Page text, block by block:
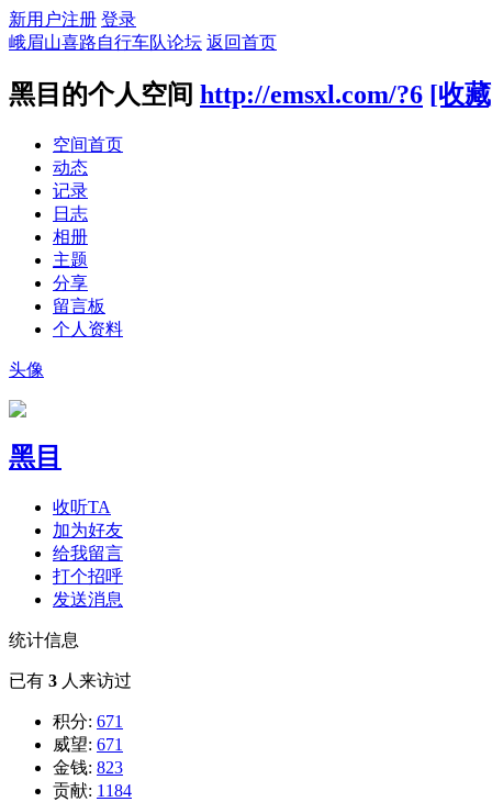
新用户注册 登录
峨眉山喜路自行车队论坛 返回首页
黑目的个人空间 http://emsxl.com/?6 [收
空间首页
动态
记录
日志
相册
主题
分享
留言板
个人资料
头像
黑目
收听TA
加为好友
给我留言
打个招呼
发送消息
统计信息
已有 3 人来访过
积分: 671
威望: 671
金钱: 823
贡献: 1184